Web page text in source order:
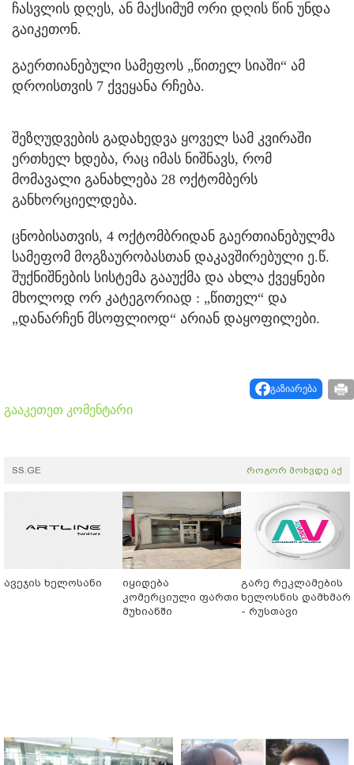
ჩასვლის დღეს, ან მაქსიმუმ ორი დღის წინ უნდა
გაიკეთონ.
გაერთიანებული სამეფოს „წითელ სიაში“ ამ
დროისთვის 7 ქვეყანა რჩება.
შეზღუდვების გადახედვა ყოველ სამ კვირაში
ერთხელ ხდება, რაც იმას ნიშნავს, რომ
მომავალი განახლება 28 ოქტომბერს
განხორციელდება.
ცნობისათვის, 4 ოქტომბრიდან გაერთიანებულმა
სამეფომ მოგზაურობასთან დაკავშირებული ე.წ.
შუქნიშნების სისტემა გააუქმა და ახლა ქვეყნები
მხოლოდ ორ კატეგორიად : „წითელ“ და
„დანარჩენ მსოფლიოდ“ არიან დაყოფილები.
გაზიარება
გააკეთეთ კომენტარი
SS.GE როგორ მოხვდე აქ
ავეჯის ხელოსანი
იყიდება
კომერციული ფართი
მუხიანში
გარე რეკლამების
ხელოსნის
- რუსთავი